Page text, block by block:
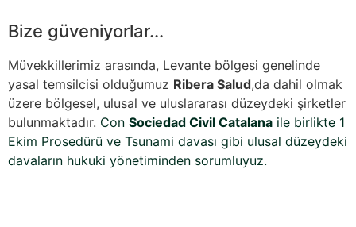
Bize güveniyorlar...
Müvekkillerimiz arasında, Levante bölgesi genelinde
yasal temsilcisi olduğumuz Ribera Salud,da dahil olmak
üzere bölgesel, ulusal ve uluslararası düzeydeki şirketler
bulunmaktadır. Con Sociedad Civil Catalana ile birlikte 1
Ekim Prosedürü ve Tsunami davası gibi ulusal düzeydeki
davaların hukuki yönetiminden sorumluyuz.